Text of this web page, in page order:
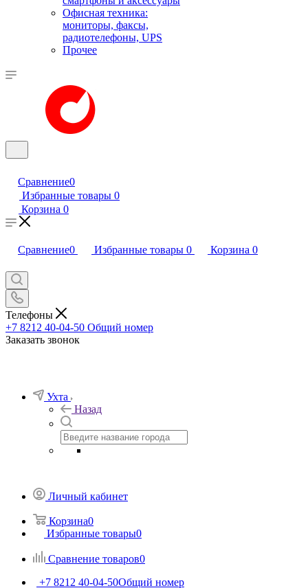
Офисная техника:
мониторы, факсы,
радиотелефоны, UPS
Прочее
Сравнение0
Избранные товары 0
Корзина 0
Сравнение0 Избранные товары 0 Корзина 0
Телефоны
+7 8212 40-04-50 Общий номер
Заказать звонок
Ухта
Назад
Личный кабинет
Корзина0
Избранные товары0
Сравнение товаров0
+7 8212 40-04-50Общий номер